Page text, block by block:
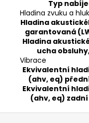
Typ
Hladina zvuku a
Hladina
garantovaná
Hladina
ucha
Vibrace
Ekvivalentní
(ahv, eq)
Ekvivalentní
(ahv, eq)
Z